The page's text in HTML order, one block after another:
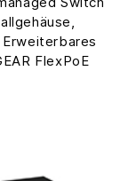
FlexPoE